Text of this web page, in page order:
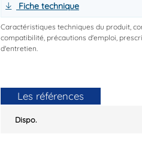
Fiche technique
Caractéristiques techniques du produit,
compatibilité, précautions d'emploi,
d'entretien.
Les références
Dispo.